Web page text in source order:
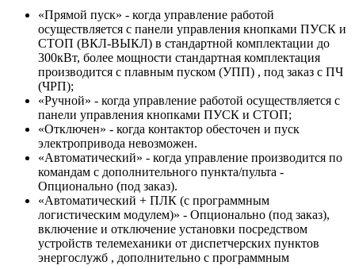
«Прямой пуск» - когда управление работой
осуществляется с панели управления кнопками ПУСК и
СТОП (ВКЛ-ВЫКЛ) в стандартной комплектации до
300кВт, более мощности стандартная комплектация
производится с плавным пуском (УПП) , под заказ с ПЧ
(ЧРП);
«Ручной» - когда управление работой осуществляется с
панели управления кнопками ПУСК и СТОП;
«Отключен» - когда контактор обесточен и пуск
электропривода невозможен.
«Автоматический» - когда управление производится по
командам с дополнительного пункта/пульта -
Опционально (под заказ).
«Автоматический + ПЛК (с программным
логистическим модулем)» - Опционально (под заказ),
включение и отключение установки посредством
устройств телемеханики от диспетчерских пунктов
энергослужб , дополнительно с программным